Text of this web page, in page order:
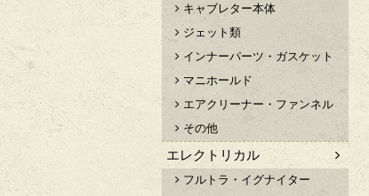
キャブレター本体
ジェット類
インナーパーツ・ガスケット
マニホールド
エアクリーナー・ファンネル
その他
エレクトリカル
フルトラ・イグナイター